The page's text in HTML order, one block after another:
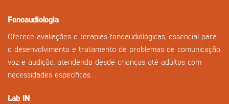
Fonoaudiologia
Oferece avaliações e terapias fonoaudiológicas, essencial para
o desenvolvimento e tratamento de problemas de comunicação,
voz e audição, atendendo desde crianças até adultos com
necessidades específicas.
Lab IN